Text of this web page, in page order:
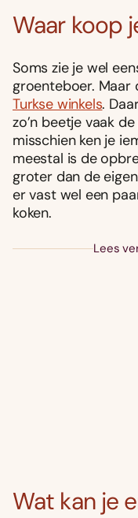
Waar koop
Soms zie je wel
groenteboer. Maar
Turkse winkels.
zo’n beetje vaak
misschien ken je
meestal is de
groter dan de
er vast wel een
koken.
Lees
Wat kan je